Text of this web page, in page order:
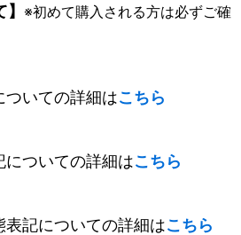
※初めて購入される方は必ずご確
いての詳細はこちら
ついての詳細はこちら
記についての詳細はこちら